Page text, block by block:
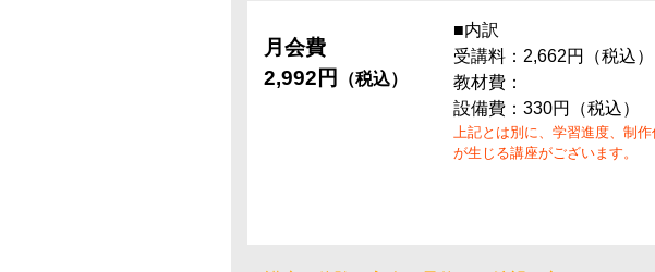
月会費
2,992円
（税込）
■内訳
受講料：2,662円（税込）
教材費：
設備費：330円（税込）
上記とは別に、学習進度、制
が生じる講座がございます。